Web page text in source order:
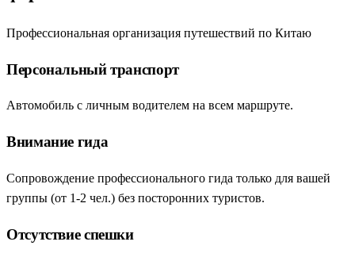
Профессиональная организация путешествий по Китаю
Персональный транспорт
Автомобиль с личным водителем на всем маршруте.
Внимание гида
Сопровождение профессионального гида только для вашей
группы (от 1-2 чел.) без посторонних туристов.
Отсутствие спешки